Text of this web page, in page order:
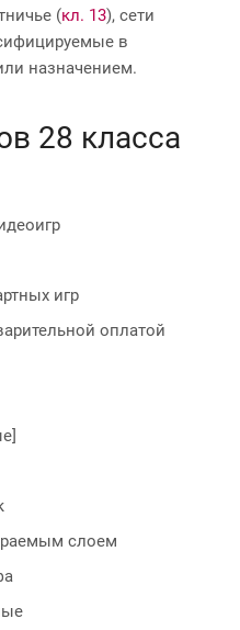
(кл. 13), сети
в
назначением.
28 класса
игр
оплатой
слоем